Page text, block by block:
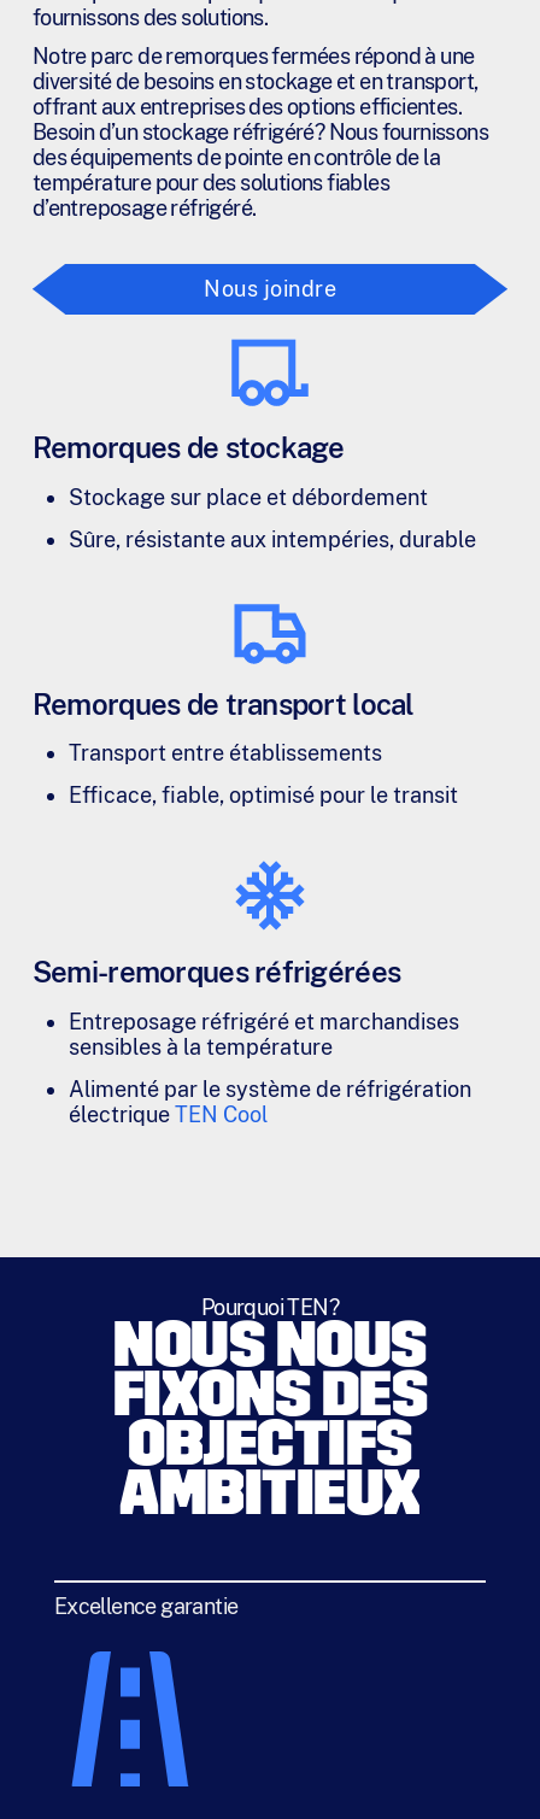
fournissons des solutions.
Notre parc de remorques fermées répond à une
diversité de besoins en stockage et en transport,
offrant aux entreprises des options efficientes.
Besoin d’un stockage réfrigéré? Nous fournissons
des équipements de pointe en contrôle de la
température pour des solutions fiables
d’entreposage réfrigéré.
Nous joindre
Remorques de stockage
Stockage sur place et débordement
Sûre, résistante aux intempéries, durable
Remorques de transport local
Transport entre établissements
Efficace, fiable, optimisé pour le transit
Semi-remorques réfrigérées
Entreposage réfrigéré et marchandises
sensibles à la température
Alimenté par le système de réfrigération
électriqueTEN Cool
Pourquoi TEN?
NOUS NOUS
FIXONS DES
OBJECTIFS
AMBITIEUX
Excellence garantie